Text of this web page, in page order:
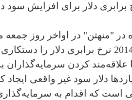
تعیین نرخ برابری دلار برای افزایش
"منهتن" در اواخر روز جمعه
کردن سرمایه‌گذاران
دلار سود غیر واقعی ایجاد
است که ‌اقدام به